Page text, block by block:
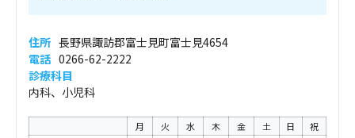
住所 長野県諏訪郡富士見町富士見4654
電話 0266-62-2222
診療科目
内科、小児科
月 火 水 木 金 土 日 祝